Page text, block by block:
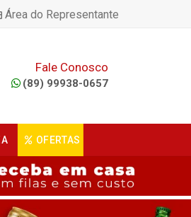
Área do Representante
Fale Conosco
(89) 99938-0657
OFERTAS